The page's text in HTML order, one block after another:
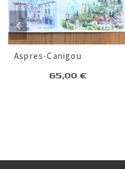
Aspres-Canigou
65,00 €